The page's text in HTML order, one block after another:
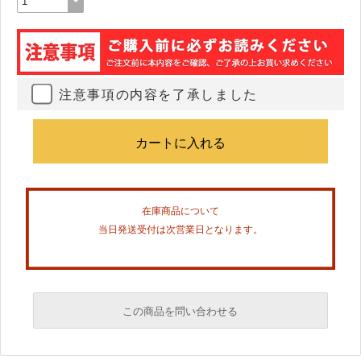
注意事項の内容を了承しました
在庫商品について
当日発送受付は次営業日となります。
この商品を問い合わせる